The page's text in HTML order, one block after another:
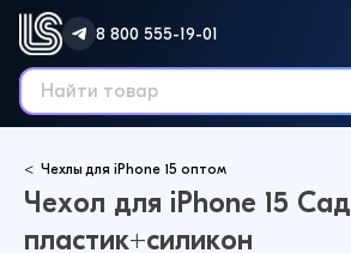
8 800 555-19-01
Чехлы для iPhone 15 оптом
Чехол для iPhone 15 Сад
пластик+силикон